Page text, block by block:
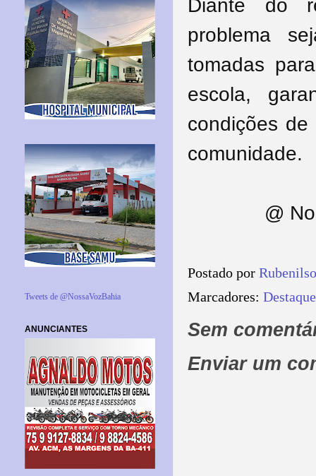
Diante do
problema
tomadas
escola,
condições
comunidade.
@
Postado por
Marcadores: Destaque
Sem
Enviar um
Tweets de @NossaVozBahia
ANUNCIANTES